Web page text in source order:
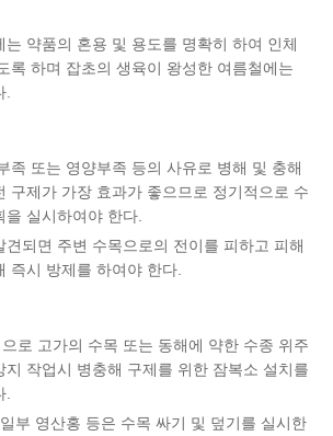
는 약품의 혼용 및 용도를 명확히 하여 인체
록 하며 잡초의 생육이 왕성한 여름철에는
족 또는 영양부족 등의 사유로 병해 및 충해
구제가 가장 효과가 좋으므로 정기적으로 수
실시하여야 한다.
견되면 주변 수목으로의 전이를 피하고 피해
즉시 방제를 하여야 한다.
로 고가의 수목 또는 동해에 약한 수종 위주
지 작업시 병충해 구제를 위한 잠복소 설치를
부 영산홍 등은 수목 싸기 및 덮기를 실시한